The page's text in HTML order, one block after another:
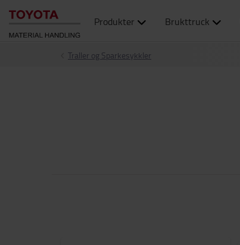
Produkter Brukttruck
Traller og Sparkesykkler